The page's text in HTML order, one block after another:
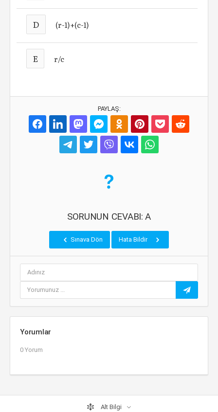
D (r-1)+(c-1)
E r/c
PAYLAŞ:
SORUNUN CEVABI: A
Sınava Dön Hata Bildir
Yorumlar
0 Yorum
Alt Bilgi